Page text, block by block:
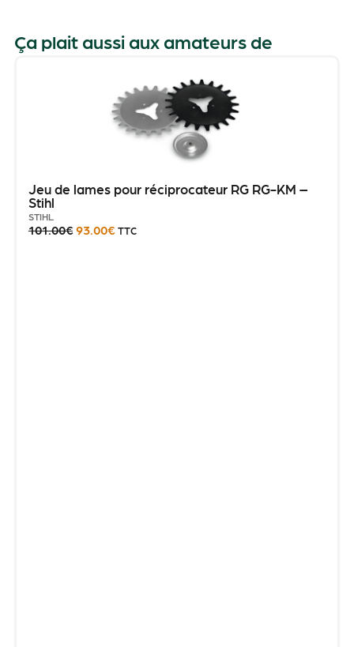
Ça plait aussi aux amateurs de
Jeu de lames pour réciprocateur RG RG-KM –
Stihl
STIHL
101.00€ 93.00€ TTC